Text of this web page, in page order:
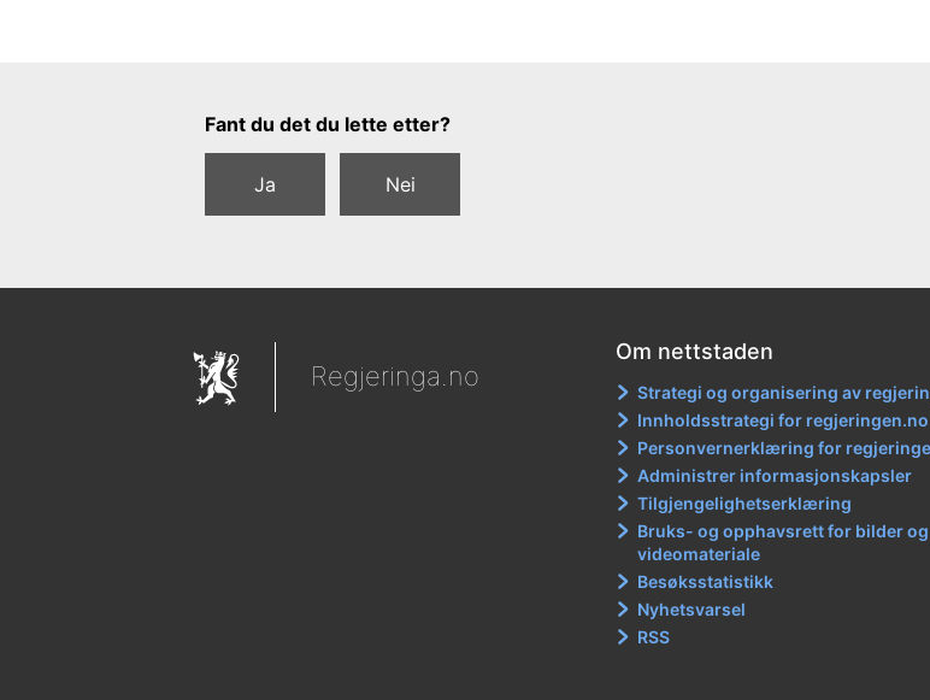
Tilbakemeldingsskjema
Fant du det du lette etter?
Ja Nei
Regjeringa.no
Om nettstaden
Strategi og organisering av
Innholdsstrategi for regjeringen.no
Personvernerklæring for
Administrer informasjonskapsler
Tilgjengelighetserklæring
Bruks- og opphavsrett for bilder og
videomateriale
Besøksstatistikk
Nyhetsvarsel
RSS